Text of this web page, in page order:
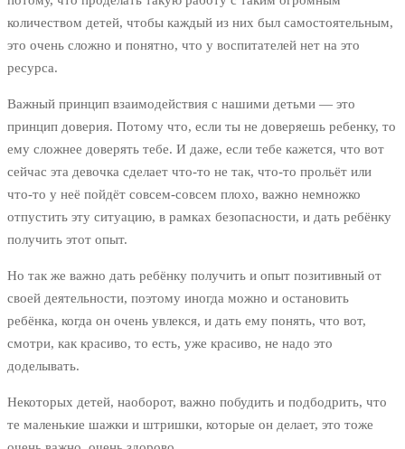
количеством детей, чтобы каждый из них был самостоятельным,
это очень сложно и понятно, что у воспитателей нет на это
ресурса.
Важный принцип взаимодействия с нашими детьми — это
принцип доверия. Потому что, если ты не доверяешь ребенку, то
ему сложнее доверять тебе. И даже, если тебе кажется, что вот
сейчас эта девочка сделает что-то не так, что-то прольёт или
что-то у неё пойдёт совсем-совсем плохо, важно немножко
отпустить эту ситуацию, в рамках безопасности, и дать ребёнку
получить этот опыт.
Но так же важно дать ребёнку получить и опыт позитивный от
своей деятельности, поэтому иногда можно и остановить
ребёнка, когда он очень увлекся, и дать ему понять, что вот,
смотри, как красиво, то есть, уже красиво, не надо это
доделывать.
Некоторых детей, наоборот, важно побудить и подбодрить, что
те маленькие шажки и штришки, которые он делает, это тоже